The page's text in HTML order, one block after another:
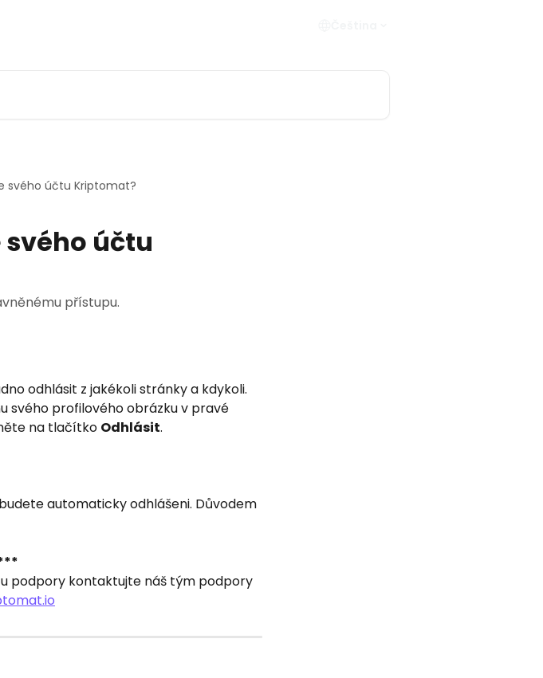
svého účtu Kriptomat?
účtu
přístupu.
odhlásit z jakékoli stránky a kdykoli.
svého profilového obrázku v pravé
na tlačítko Odhlásit.
automaticky odhlášeni. Důvodem
podpory kontaktujte náš tým podpory